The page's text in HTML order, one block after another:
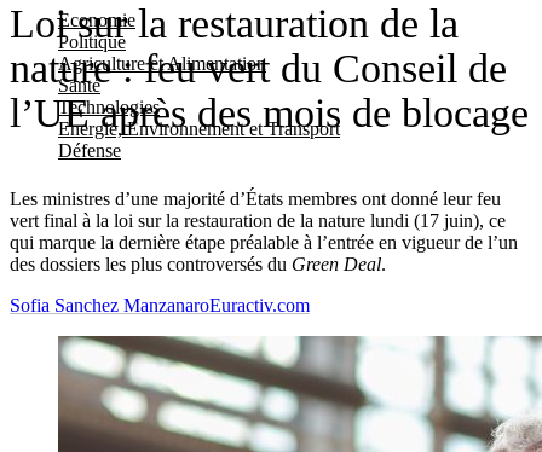
Economie
Politique
Agriculture et Alimentation
Santé
Technologies
Energie, Environnement et Transport
Défense
Loi sur la restauration de la
nature : feu vert du Conseil de
l’UE après des mois de blocage
Les ministres d’une majorité d’États membres ont donné leur feu
vert final à la loi sur la restauration de la nature lundi (17 juin), ce
qui marque la dernière étape préalable à l’entrée en vigueur de l’un
des dossiers les plus controversés du Green Deal.
Sofia Sanchez ManzanaroEuractiv.com